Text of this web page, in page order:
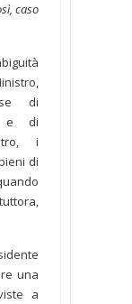
caso
di
e di
i
di
una
a